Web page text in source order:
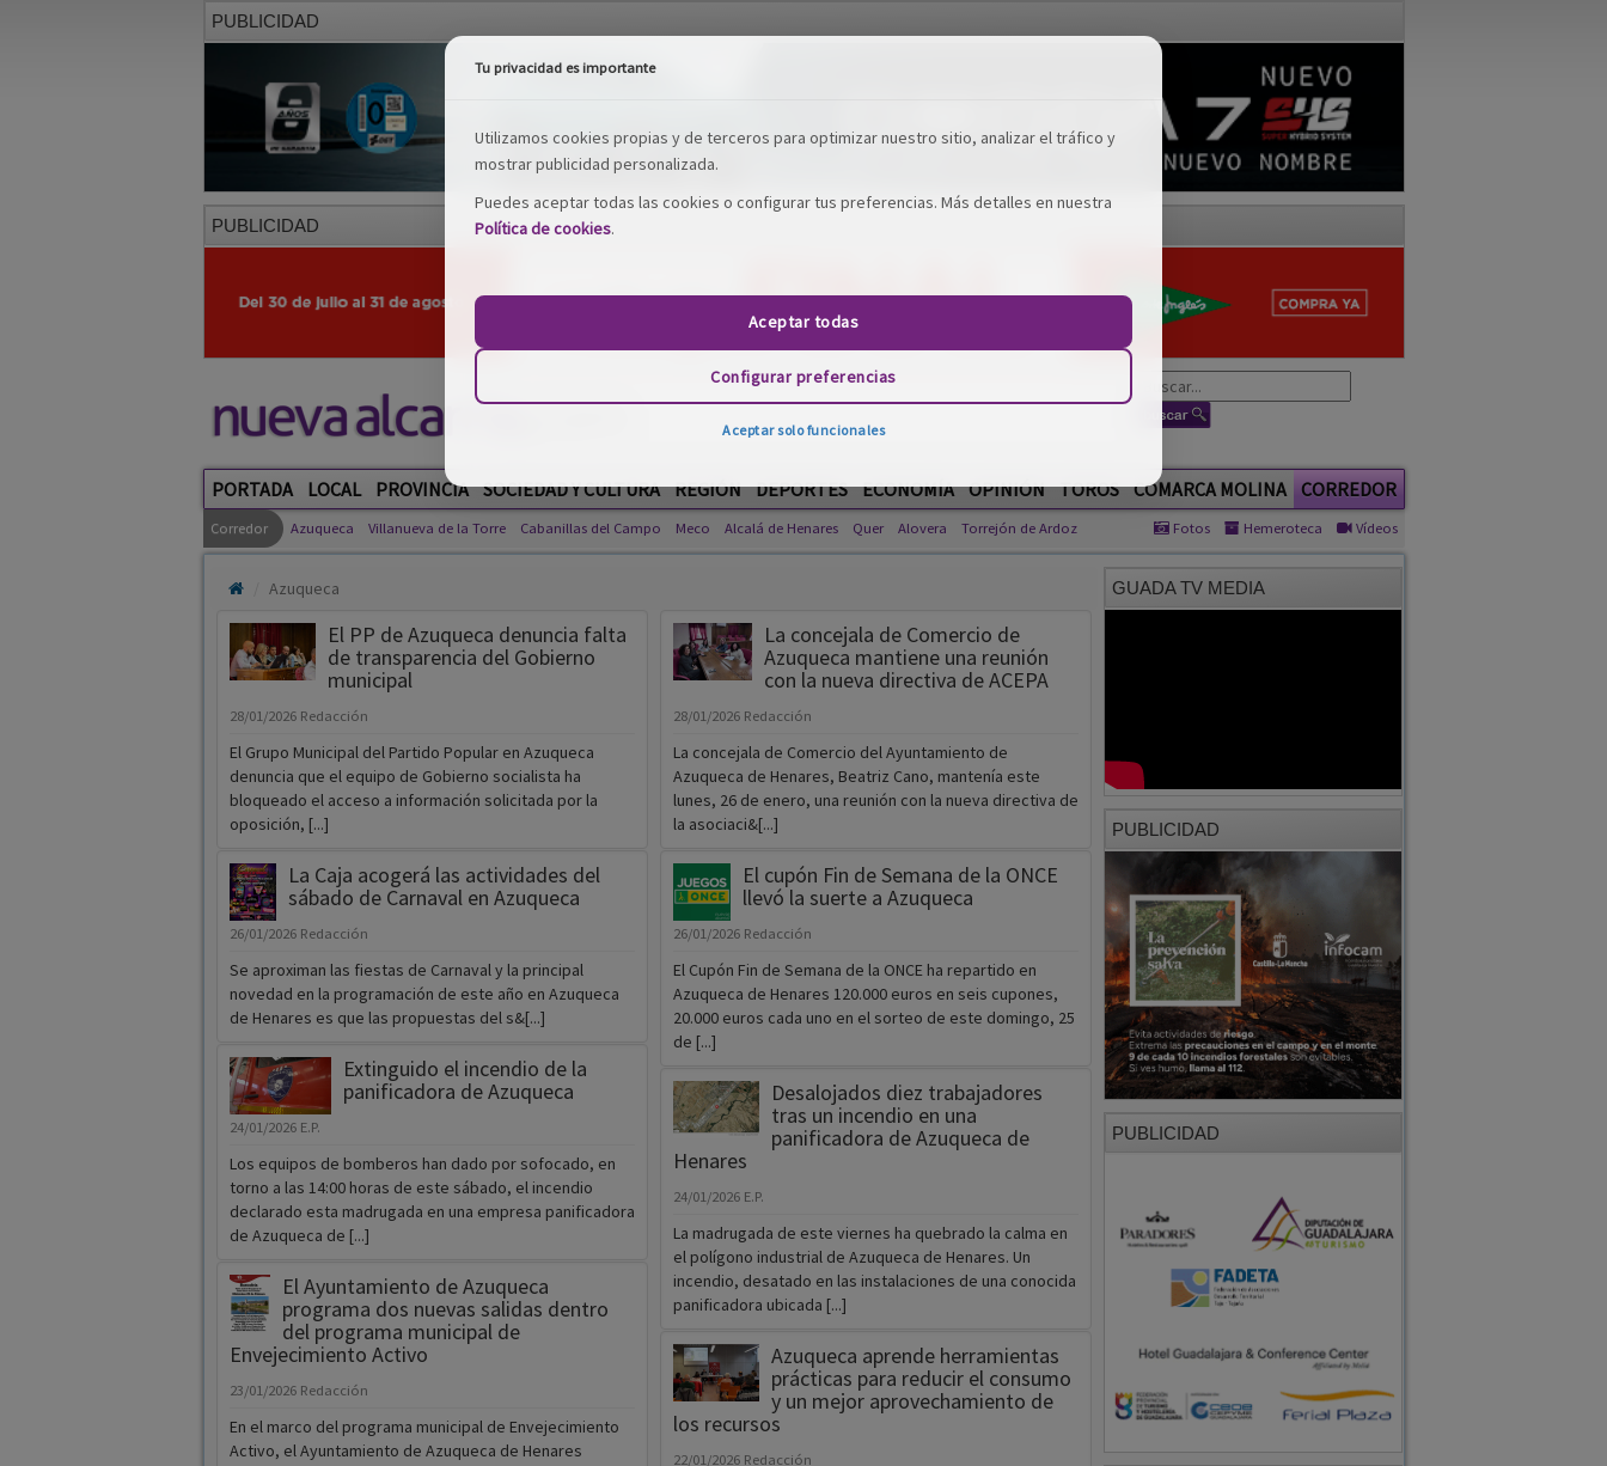
PUBLICIDAD
PUBLICIDAD
PORTADA LOCAL PROVINCIA SOCIEDAD Y CULTURA REGIÓN DEPORTES ECONOMÍA OPINIÓN TOROS COMARCA MOLINA CORREDOR
Corredor Azuqueca Villanueva de la Torre Cabanillas del Campo Meco Alcalá de Henares Quer Alovera Torrejón de Ardoz Fotos Hemeroteca Vídeos
Azuqueca
El PP de Azuqueca denuncia falta
de transparencia del Gobierno
municipal
28/01/2026 Redacción
El Grupo Municipal del Partido Popular en Azuqueca
denuncia que el equipo de Gobierno socialista ha
bloqueado el acceso a información solicitada por la
oposición, [...]
La Caja acogerá las actividades del
sábado de Carnaval en Azuqueca
26/01/2026 Redacción
Se aproximan las fiestas de Carnaval y la principal
novedad en la programación de este año en Azuqueca
de Henares es que las propuestas del s&[...]
Extinguido el incendio de la
panificadora de Azuqueca
24/01/2026 E.P.
Los equipos de bomberos han dado por sofocado, en
torno a las 14:00 horas de este sábado, el incendio
declarado esta madrugada en una empresa panificadora
de Azuqueca de [...]
El Ayuntamiento de Azuqueca
programa dos nuevas salidas dentro
del programa municipal de
Envejecimiento Activo
23/01/2026 Redacción
En el marco del programa municipal de Envejecimiento
Activo, el Ayuntamiento de Azuqueca de Henares
La concejala de Comercio de
Azuqueca mantiene una reunión
con la nueva directiva de ACEPA
28/01/2026 Redacción
La concejala de Comercio del Ayuntamiento de
Azuqueca de Henares, Beatriz Cano, mantenía este
lunes, 26 de enero, una reunión con la nueva directiva de
la asociaci&[...]
El cupón Fin de Semana de la ONCE
llevó la suerte a Azuqueca
26/01/2026 Redacción
El Cupón Fin de Semana de la ONCE ha repartido en
Azuqueca de Henares 120.000 euros en seis cupones,
20.000 euros cada uno en el sorteo de este domingo, 25
de [...]
Desalojados diez trabajadores
tras un incendio en una
panificadora de Azuqueca de
Henares
24/01/2026 E.P.
La madrugada de este viernes ha quebrado la calma en
el polígono industrial de Azuqueca de Henares. Un
incendio, desatado en las instalaciones de una conocida
panificadora ubicada [...]
Azuqueca aprende herramientas
prácticas para reducir el consumo
y un mejor aprovechamiento de
los recursos
22/01/2026 Redacción
GUADA TV MEDIA
PUBLICIDAD
PUBLICIDAD
Tu privacidad es importante
Utilizamos cookies propias y de terceros para optimizar nuestro sitio, analizar el tráfico y
mostrar publicidad personalizada.
Puedes aceptar todas las cookies o configurar tus preferencias. Más detalles en nuestra
Política de cookies.
Aceptar todas
Configurar preferencias
Aceptar solo funcionales